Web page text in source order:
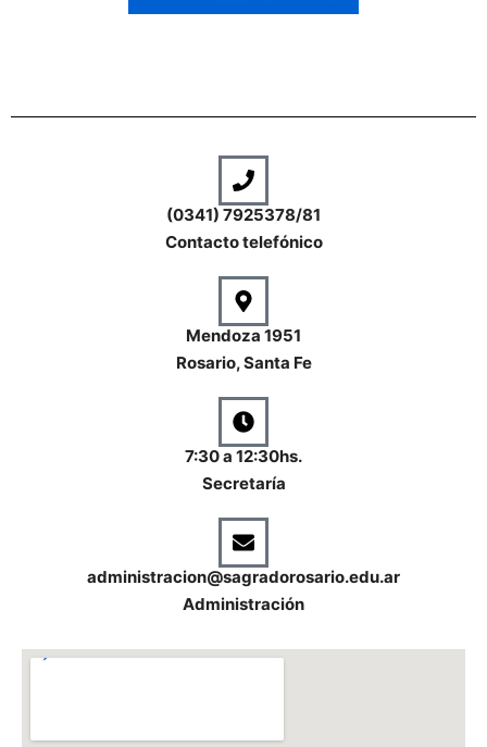
(0341) 7925378/81
Contacto telefónico
Mendoza 1951
Rosario, Santa Fe
7:30 a 12:30hs.
Secretaría
administracion@sagradorosario.edu.ar
Administración